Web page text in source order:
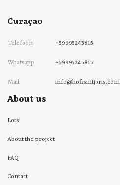
Curaçao
Telefoon +59995245815
Whatsapp +59995245815
Mail info@hofisintjoris.com
About us
Lots
About the project
FAQ
Contact